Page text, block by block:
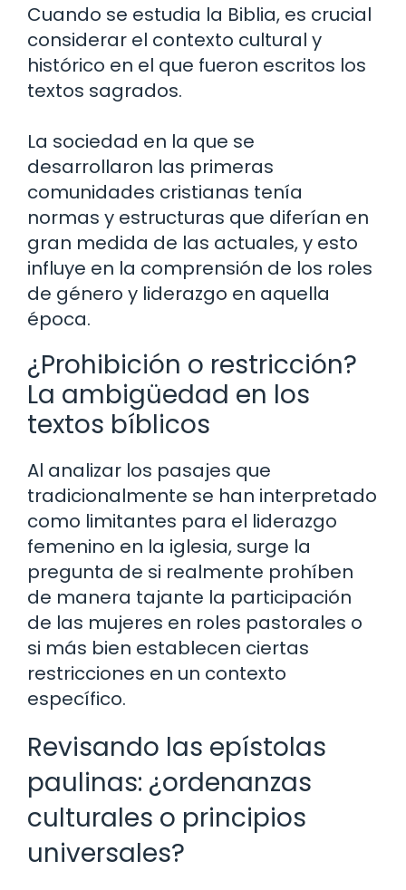
Cuando se estudia la Biblia, es crucial
considerar el contexto cultural y
histórico en el que fueron escritos los
textos sagrados.
La sociedad en la que se
desarrollaron las primeras
comunidades cristianas tenía
normas y estructuras que diferían en
gran medida de las actuales, y esto
influye en la comprensión de los roles
de género y liderazgo en aquella
época.
¿Prohibición o restricción?
La ambigüedad en los
textos bíblicos
Al analizar los pasajes que
tradicionalmente se han interpretado
como limitantes para el liderazgo
femenino en la iglesia, surge la
pregunta de si realmente prohíben
de manera tajante la participación
de las mujeres en roles pastorales o
si más bien establecen ciertas
restricciones en un contexto
específico.
Revisando las epístolas
paulinas: ¿ordenanzas
culturales o principios
universales?